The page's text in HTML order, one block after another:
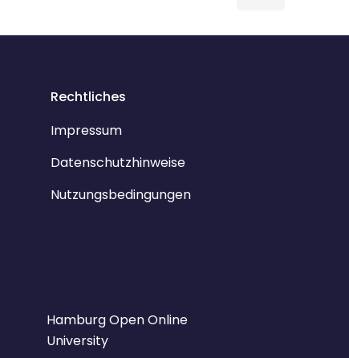
Rechtliches
Impressum
Datenschutzhinweise
Nutzungsbedingungen
Hamburg Open Online
University